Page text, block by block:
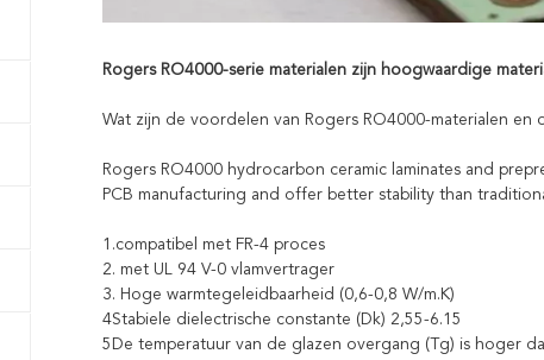
Rogers RO4000-serie materialen zijn hoogwaardige
Wat zijn de voordelen van Rogers RO4000-materialen
Rogers RO4000 hydrocarbon ceramic laminates and
PCB manufacturing and offer better stability than
1.compatibel met FR-4 proces
2. met UL 94 V-0 vlamvertrager
3. Hoge warmtegeleidbaarheid (0,6-0,8 W/m.K)
4Stabiele dielectrische constante (Dk) 2,55-6.15
5De temperatuur van de glazen overgang (Tg) is hoger